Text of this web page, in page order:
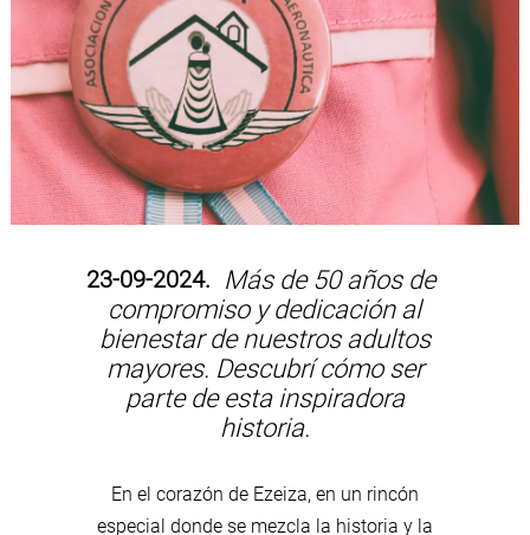
23-09-2024. Más de 50 años de
compromiso y dedicación al
bienestar de nuestros adultos
mayores. Descubrí cómo ser
parte de esta inspiradora
historia.
En el corazón de Ezeiza, en un rincón
especial donde se mezcla la historia y la